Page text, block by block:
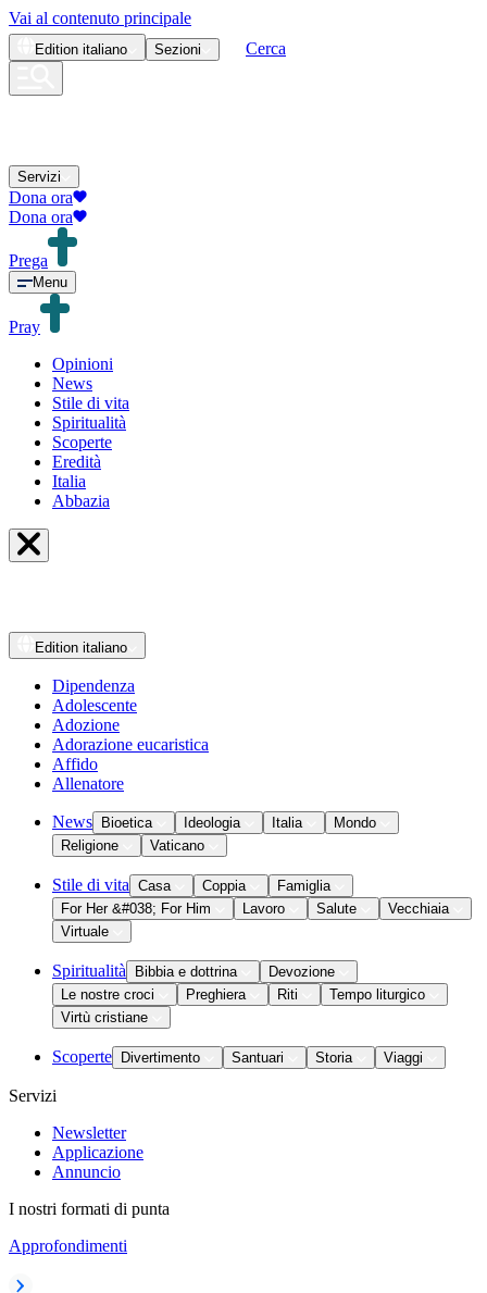
Vai al contenuto principale
Edition italiano Sezioni Cerca
Servizi
Dona ora
Dona ora
Prega
Menu
Pray
Opinioni
News
Stile di vita
Spiritualità
Scoperte
Eredità
Italia
Abbazia
Edition italiano
Dipendenza
Adolescente
Adozione
Adorazione eucaristica
Affido
Allenatore
News Bioetica Ideologia Italia
Mondo
Religione
Vaticano
Stile di vita Casa Coppia
Famiglia
For Her &#038; For Him
Lavoro Salute
Vecchiaia
Virtuale
Spiritualità Bibbia e dottrina
Devozione
Le nostre croci
Preghiera Riti
Tempo liturgico
Virtù cristiane
Scoperte Divertimento Santuari Storia Viaggi
Servizi
Newsletter
Applicazione
Annuncio
I nostri formati di punta
Approfondimenti